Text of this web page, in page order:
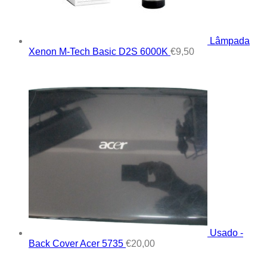
Lâmpada
Xenon M-Tech Basic D2S 6000K €9,50
Usado -
Back Cover Acer 5735 €20,00